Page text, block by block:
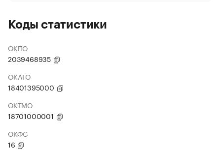
Коды статистики
ОКПО
2039468935
ОКАТО
18401395000
ОКТМО
18701000001
ОКФС
16